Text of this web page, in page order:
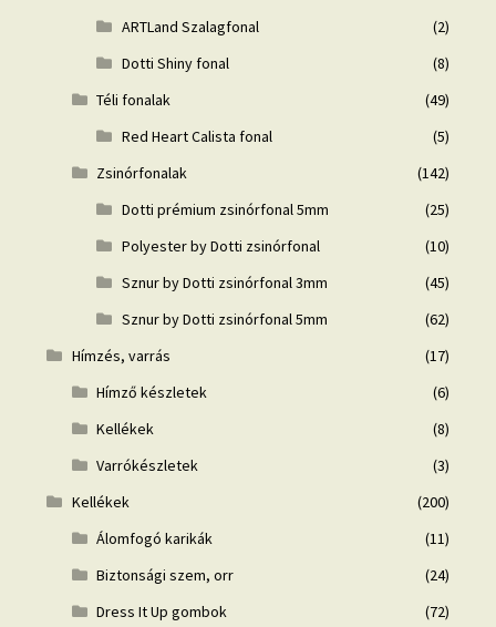
ARTLand Szalagfonal
(2)
Dotti Shiny fonal
(8)
Téli fonalak
(49)
Red Heart Calista fonal
(5)
Zsinórfonalak
(142)
Dotti prémium zsinórfonal 5mm
(25)
Polyester by Dotti zsinórfonal
(10)
Sznur by Dotti zsinórfonal 3mm
(45)
Sznur by Dotti zsinórfonal 5mm
(62)
Hímzés, varrás
(17)
Hímző készletek
(6)
Kellékek
(8)
Varrókészletek
(3)
Kellékek
(200)
Álomfogó karikák
(11)
Biztonsági szem, orr
(24)
Dress It Up gombok
(72)